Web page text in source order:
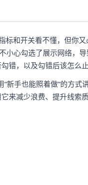
标和开关看不懂，但你
心勾选了展示网络，导
错，以及勾错后该怎么止
“新手也能照着做”的方式
来减少浪费、提升线索